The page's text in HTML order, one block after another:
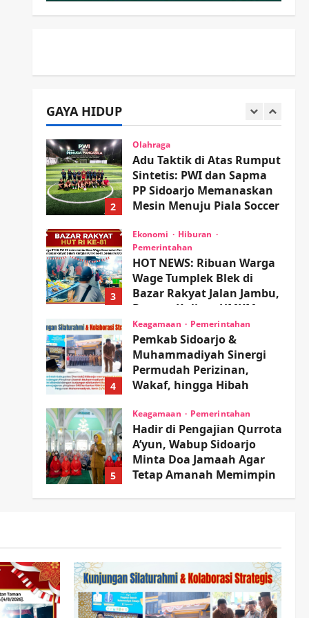
GAYA HIDUP
1
Anugerah Utama
Pertaruhkan Jaminan Rp
100 Juta?
wartanusa 5 Agustus 2026
2
Olahraga
Adu Taktik di Atas Rumput
Sintetis: PWI dan Sapma
PP Sidoarjo Memanaskan
Mesin Menuju Piala Soccer
3
Ekonomi
Hiburan
Pemerintahan
HOT NEWS: Ribuan Warga
Wage Tumplek Blek di
Bazar Rakyat Jalan Jambu,
Borong Kuliner UMKM
Sambil Nonton Jaranan!
wartanusa 4 Agustus 2026
4
Keagamaan Pemerintahan
Pemkab Sidoarjo &
Muhammadiyah Sinergi
Permudah Perizinan,
Wakaf, hingga Hibah
5
Keagamaan Pemerintahan
Hadir di Pengajian Qurrota
A’yun, Wabup Sidoarjo
Minta Doa Jamaah Agar
Tetap Amanah Memimpin
Proyek RSUD Sibar Rp 9,9
M, Beranikah CV Tiga
Anugerah Utama
Pertaruhkan Jaminan Rp
100 Juta?
Olahraga
Adu Taktik di Atas Rumput